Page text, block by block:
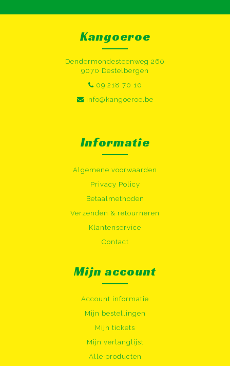
Kangoeroe
Dendermondesteenweg 260
9070 Destelbergen
09 218 70 10
info@kangoeroe.be
Informatie
Algemene voorwaarden
Privacy Policy
Betaalmethoden
Verzenden & retourneren
Klantenservice
Contact
Mijn account
Account informatie
Mijn bestellingen
Mijn tickets
Mijn verlanglijst
Alle producten